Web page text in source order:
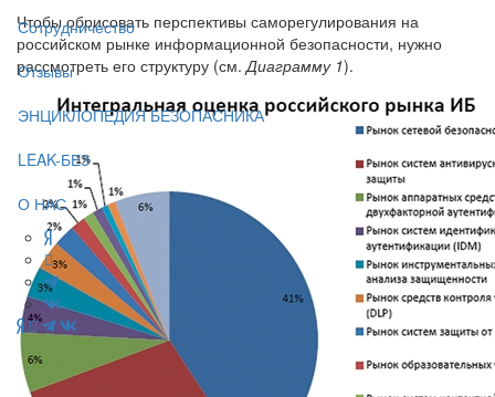
Сотрудничество
Отзывы
ЭНЦИКЛОПЕДИЯ БЕЗОПАСНИКА
LEAK-БЕЗ
О НАС
Чтобы обрисовать перспективы саморегулирования на
российском рынке информационной безопасности, нужно
рассмотреть его структуру (см. Диаграмму 1).